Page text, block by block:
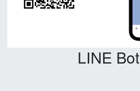
LINE Bot